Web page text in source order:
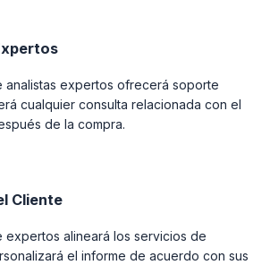
analistas expertos ofrecerá soporte
cualquier consulta relacionada con el
de la compra.
Cliente
expertos alineará los servicios de
el informe de acuerdo con sus